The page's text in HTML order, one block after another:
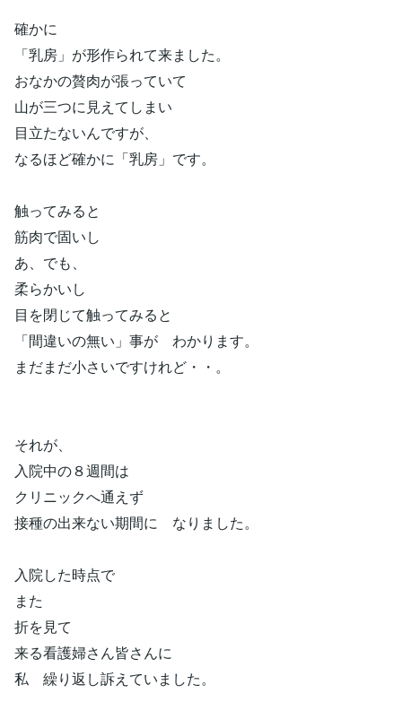
確かに
「乳房」が形作られて来ました。
おなかの贅肉が張っていて
山が三つに見えてしまい
目立たないんですが、
なるほど確かに「乳房」です。
触ってみると
筋肉で固いし
あ、でも、
柔らかいし
目を閉じて触ってみると
「間違いの無い」事が わかります。
まだまだ小さいですけれど・・。
それが、
入院中の８週間は
クリニックへ通えず
接種の出来ない期間に なりました。
入院した時点で
また
折を見て
来る看護婦さん皆さんに
私 繰り返し訴えていました。